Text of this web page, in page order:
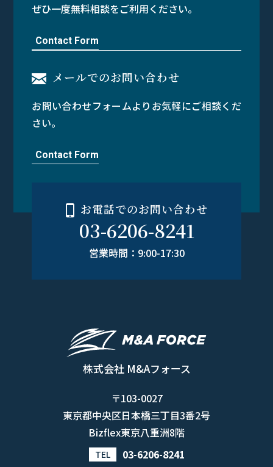
ぜひ一度無料相談をご利用ください。
Contact Form
メールでのお問い合わせ
お問い合わせフォームよりお気軽にご相談くだ
さい。
Contact Form
お電話でのお問い合わせ
03-6206-8241
営業時間：9:00-17:30
株式会社 M&Aフォース
〒103-0027
東京都中央区日本橋三丁目3番2号
Bizflex東京八重洲8階
TEL 03-6206-8241